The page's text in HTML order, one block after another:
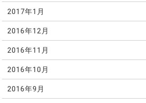
2017年1月
2016年12月
2016年11月
2016年10月
2016年9月